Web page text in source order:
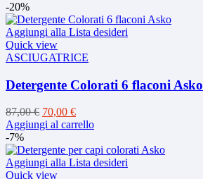
-20%
Aggiungi alla Lista desideri
Quick view
ASCIUGATRICE
Detergente Colorati 6 flaconi Asko
87,00€ Il
prezzo
era:
87,00 €.
70,00 €Il
prezzo
è:
70,00 €.
Aggiungi al carrello
-7%
Aggiungi alla Lista desideri
Quick view